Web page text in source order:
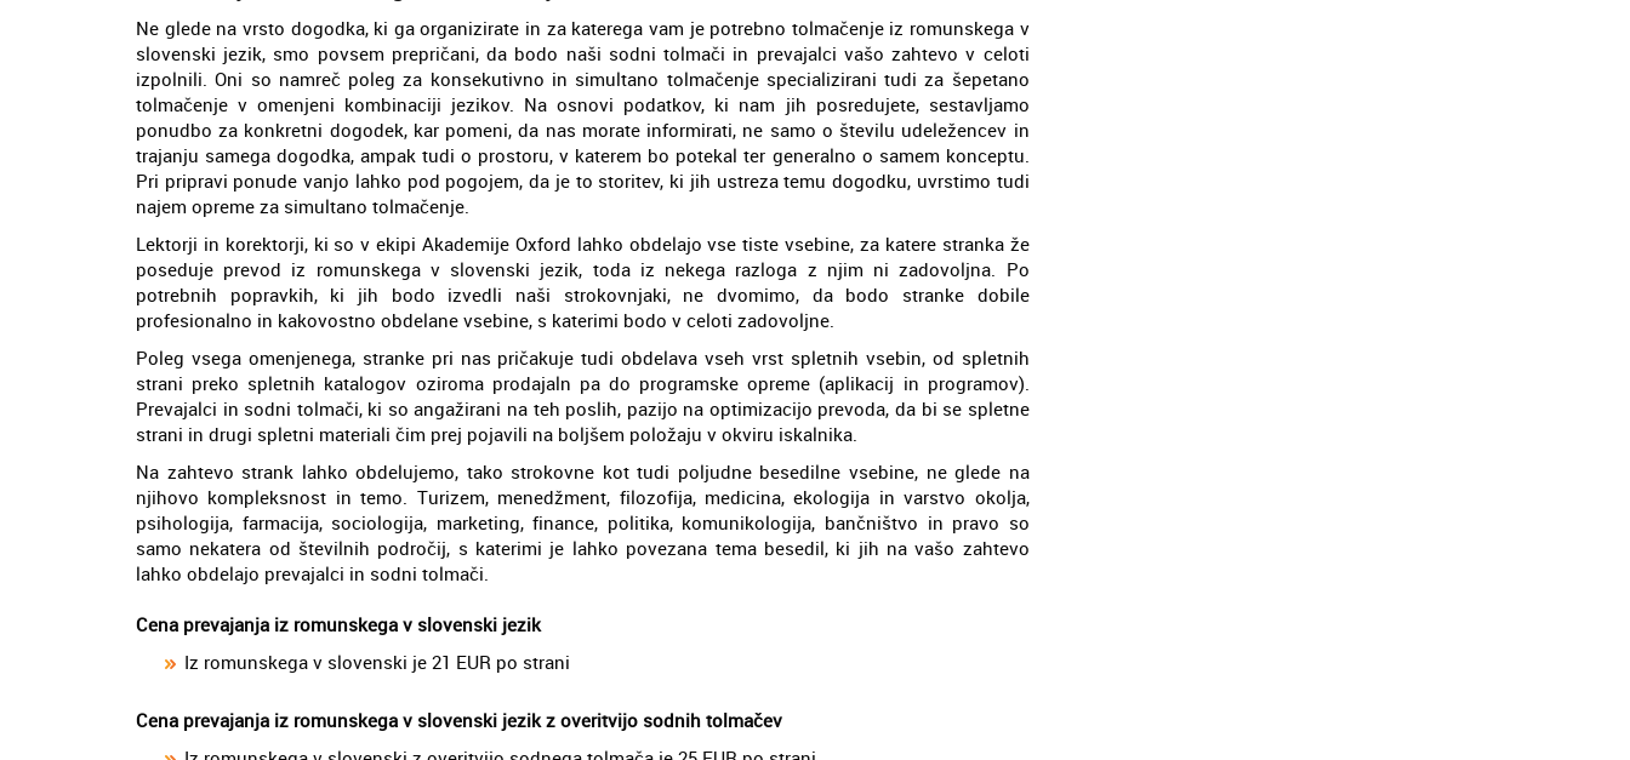
Ne glede na vrsto dogodka, ki ga organizirate in za katerega vam je potrebno tolmačenje iz romunskega v
slovenski jezik, smo povsem prepričani, da bodo naši sodni tolmači in prevajalci vašo zahtevo v celoti
izpolnili. Oni so namreč poleg za konsekutivno in simultano tolmačenje specializirani tudi za šepetano
tolmačenje v omenjeni kombinaciji jezikov. Na osnovi podatkov, ki nam jih posredujete, sestavljamo
ponudbo za konkretni dogodek, kar pomeni, da nas morate informirati, ne samo o številu udeležencev in
trajanju samega dogodka, ampak tudi o prostoru, v katerem bo potekal ter generalno o samem konceptu.
Pri pripravi ponude vanjo lahko pod pogojem, da je to storitev, ki jih ustreza temu dogodku, uvrstimo tudi
najem opreme za simultano tolmačenje.
Lektorji in korektorji, ki so v ekipi Akademije Oxford lahko obdelajo vse tiste vsebine, za katere stranka že
poseduje prevod iz romunskega v slovenski jezik, toda iz nekega razloga z njim ni zadovoljna. Po
potrebnih popravkih, ki jih bodo izvedli naši strokovnjaki, ne dvomimo, da bodo stranke dobile
profesionalno in kakovostno obdelane vsebine, s katerimi bodo v celoti zadovoljne.
Poleg vsega omenjenega, stranke pri nas pričakuje tudi obdelava vseh vrst spletnih vsebin, od spletnih
strani preko spletnih katalogov oziroma prodajaln pa do programske opreme (aplikacij in programov).
Prevajalci in sodni tolmači, ki so angažirani na teh poslih, pazijo na optimizacijo prevoda, da bi se spletne
strani in drugi spletni materiali čim prej pojavili na boljšem položaju v okviru iskalnika.
Na zahtevo strank lahko obdelujemo, tako strokovne kot tudi poljudne besedilne vsebine, ne glede na
njihovo kompleksnost in temo. Turizem, menedžment, filozofija, medicina, ekologija in varstvo okolja,
psihologija, farmacija, sociologija, marketing, finance, politika, komunikologija, bančništvo in pravo so
samo nekatera od številnih področij, s katerimi je lahko povezana tema besedil, ki jih na vašo zahtevo
lahko obdelajo prevajalci in sodni tolmači.
Cena prevajanja iz romunskega v slovenski jezik
Iz romunskega v slovenski je 21 EUR po strani
Cena prevajanja iz romunskega v slovenski jezik z overitvijo sodnih tolmačev